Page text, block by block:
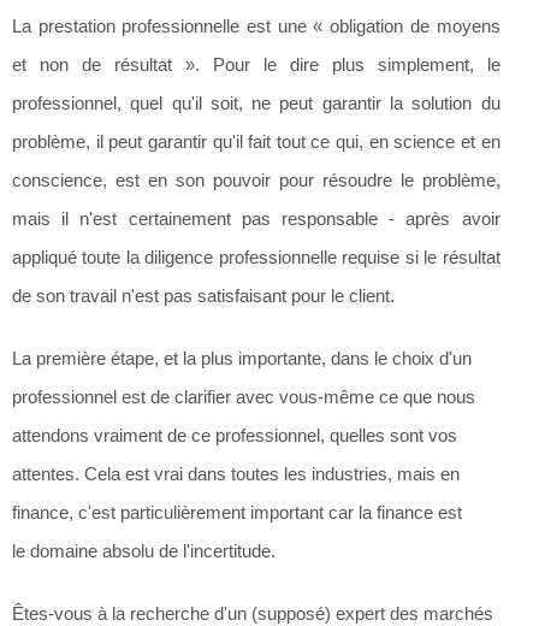
La prestation professionnelle est une « obligation de moyens
et non de résultat ». Pour le dire plus simplement, le
professionnel, quel qu'il soit, ne peut garantir la solution du
problème, il peut garantir qu'il fait tout ce qui, en science et en
conscience, est en son pouvoir pour résoudre le problème,
mais il n'est certainement pas responsable - après avoir
appliqué toute la diligence professionnelle requise si le résultat
de son travail n'est pas satisfaisant pour le client.
La première étape, et la plus importante, dans le choix d'un
professionnel est de clarifier avec vous-même ce que nous
attendons vraiment de ce professionnel, quelles sont vos
attentes. Cela est vrai dans toutes les industries, mais en
finance, c'est particulièrement important car la finance est
le domaine absolu de l'incertitude.
Êtes-vous à la recherche d'un (supposé) expert des marchés